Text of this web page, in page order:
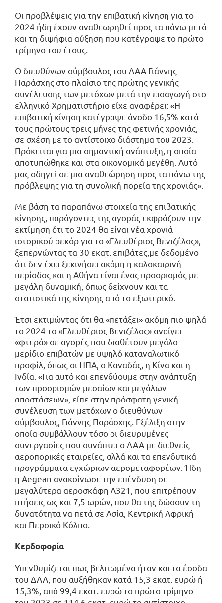
Οι προβλέψεις για την επιβατική κίνηση για το
2024 ήδη έχουν αναθεωρηθεί προς τα πάνω μετά
και τη διψήφια αύξηση που κατέγραψε το πρώτο
τρίμηνο του έτους.
Ο διευθύνων σύμβουλος του ΔΑΑ Γιάννης
Παράσχης στο πλαίσιο της πρώτης γενικής
συνέλευσης των μετόχων μετά την εισαγωγή στο
ελληνικό Χρηματιστήριο είχε αναφέρει: «Η
επιβατική κίνηση κατέγραψε άνοδο 16,5% κατά
τους πρώτους τρεις μήνες της φετινής χρονιάς,
σε σχέση με το αντίστοιχο διάστημα του 2023.
Πρόκειται για μια σημαντική ανάπτυξη, η οποία
αποτυπώθηκε και στα οικονομικά μεγέθη. Αυτό
μας οδηγεί σε μια αναθεώρηση προς τα πάνω της
πρόβλεψης για τη συνολική πορεία της χρονιάς».
Με βάση τα παραπάνω στοιχεία της επιβατικής
κίνησης, παράγοντες της αγοράς εκφράζουν την
εκτίμηση ότι το 2024 θα είναι νέα χρονιά
ιστορικού ρεκόρ για το «Ελευθέριος Βενιζέλος»,
ξεπερνώντας τα 30 εκατ. επιβάτες,με δεδομένο
ότι δεν έχει ξεκινήσει ακόμη η καλοκαιρινή
περίοδος και η Αθήνα είναι ένας προορισμός με
μεγάλη δυναμική, όπως δείχνουν και τα
στατιστικά της κίνησης από το εξωτερικό.
Έτσι εκτιμώντας ότι θα «πετάξει» ακόμη πιο ψηλά
το 2024 το «Ελευθέριος Βενιζέλος» ανοίγει
«φτερά» σε αγορές που διαθέτουν μεγάλο
μερίδιο επιβατών με υψηλό καταναλωτικό
προφίλ, όπως οι ΗΠΑ, ο Καναδάς, η Κίνα και η
Ινδία. «Για αυτό και επενδύουμε στην ανάπτυξη
των προορισμών μεσαίων και μεγάλων
αποστάσεων», είπε στην πρόσφατη γενική
συνέλευση των μετόχων ο διευθύνων
σύμβουλος, Γιάννης Παράσχης. Εξέλιξη στην
οποία συμβάλλουν τόσο οι διευρυμένες
συνεργασίες που συνάπτει ο ΔΑΑ με διεθνείς
αεροπορικές εταιρείες, αλλά και τα επενδυτικά
προγράμματα εγχώριων αερομεταφορέων. Ήδη
η Aegean ανακοίνωσε την επένδυση σε
μεγαλύτερα αεροσκάφη A321, που επιτρέπουν
πτήσεις ως και 7,5 ωρών, που θα της δώσουν τη
δυνατότητα να πετά σε Ασία, Κεντρική Αφρική
και Περσικό Κόλπο.
Κερδοφορία
Υπενθυμίζεται πως βελτιωμένα ήταν και τα έσοδα
του ΔΑΑ, που αυξήθηκαν κατά 15,3 εκατ. ευρώ ή
15,3%, από 99,4 εκατ. ευρώ το πρώτο τρίμηνο